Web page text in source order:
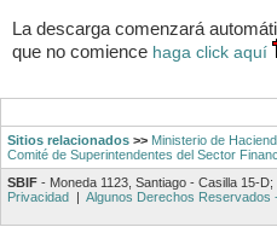
La descarga comenzará
que no comience haga click aquí
Sitios relacionados >> Ministerio de
Comité de Superintendentes del Sector
SBIF - Moneda 1123, Santiago - Casilla 15-
Privacidad | Algunos Derechos Reservados